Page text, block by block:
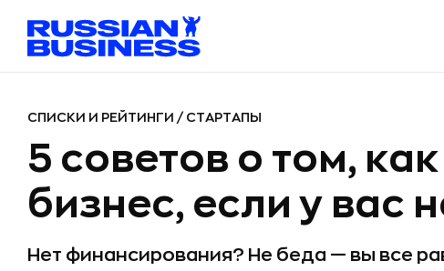
СПИСКИ И РЕЙТИНГИ / СТАРТАПЫ
5 советов о том,
бизнес, если у вас
Нет финансирования? Не беда — вы все